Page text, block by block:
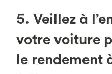
5. Veillez à
votre voiture
le rendement